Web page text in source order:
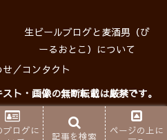
生ビールブログと麦酒男（び
ーるおとこ）について
／コンタクト
ト・画像の無断転載は厳禁です。
ーポリシー
ログ All rights reserved.
ブログに
記事を検索
ページの上に